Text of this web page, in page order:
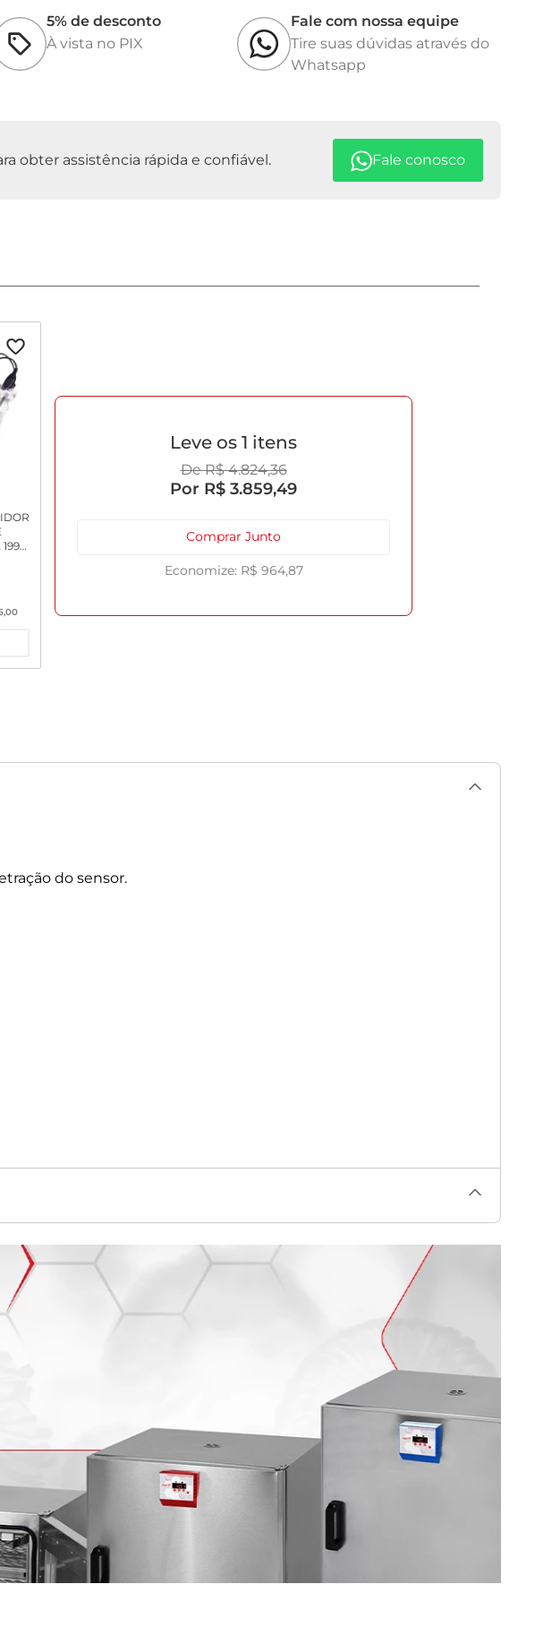
5% de desconto
À vista no PIX
Fale com nossa equipe
Tire suas dúvidas através do
Whatsapp
obter assistência rápida e confiável. Fale conosco
,00
R$ 4.824,36
R$ 3.859,49
1
R$ 964,87
Comprar Junto
do sensor.